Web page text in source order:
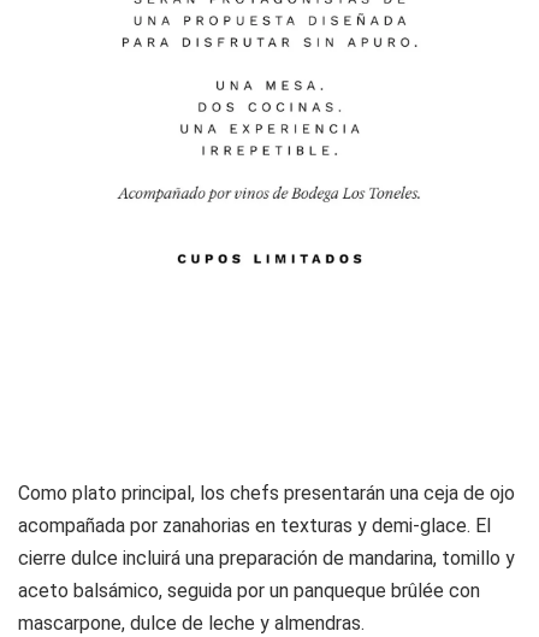
Como plato principal, los chefs presentarán una ceja de ojo
acompañada por zanahorias en texturas y demi-glace. El
cierre dulce incluirá una preparación de mandarina, tomillo y
aceto balsámico, seguida por un panqueque brûlée con
mascarpone, dulce de leche y almendras.